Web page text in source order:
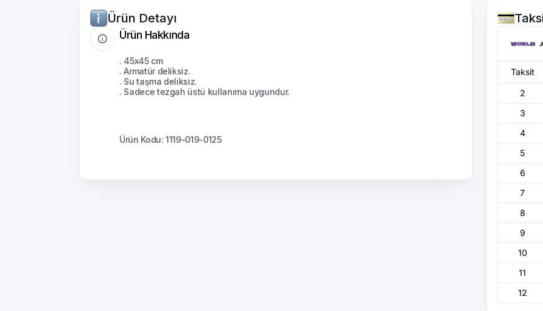
Ürün Detayı
Ürün Hakkında
. 45x45 cm
. Armatür deliksiz.
. Su taşma deliksiz.
. Sadece tezgah üstü kullanıma uygundur.
Ürün Kodu: 1119-019-0125
Taksit
2
3
4
5
6
7
8
9
10
11
12